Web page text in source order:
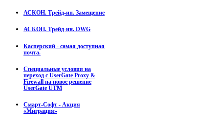
АСКОН. Трейд-ин. Замещение
АСКОН. Трейд-ин. DWG
Касперский - самая доступная
почта.
Специальные условия на
переход с UserGate Proxy &
Firewall на новое решение
UserGate UTM
Смарт-Софт - Акция
«Миграция»